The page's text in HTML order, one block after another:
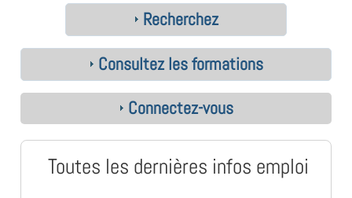
Recherchez
Consultez les formations
Connectez-vous
Toutes les dernières infos emploi